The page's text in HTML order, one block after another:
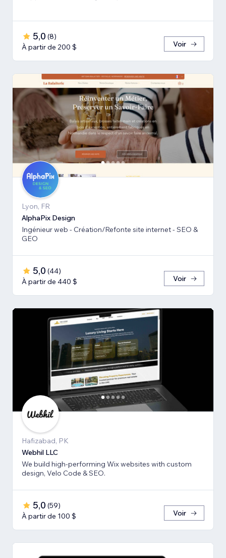
5,0 (8)
À partir de 200 $
Voir
Lyon, FR
AlphaPix Design
Ingénieur web - Création/Refonte site internet - SEO &
GEO
5,0 (44)
À partir de 440 $
Voir
Hafizabad, PK
Webhil LLC
We build high-performing Wix websites with custom
design, Velo Code & SEO.
5,0 (59)
À partir de 100 $
Voir